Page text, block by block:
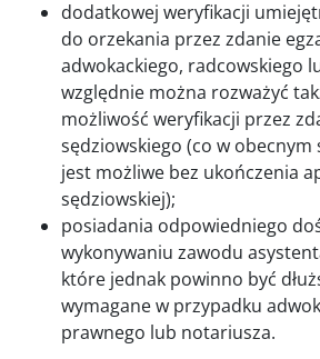
dodatkowej weryfikacji
do orzekania przez zdanie
adwokackiego, radcowskiego
względnie można rozważyć
możliwość weryfikacji przez
sędziowskiego (co w
jest możliwe bez ukończenia
sędziowskiej);
posiadania odpowiedniego
wykonywaniu zawodu
które jednak powinno być
wymagane w przypadku
prawnego lub notariusza.